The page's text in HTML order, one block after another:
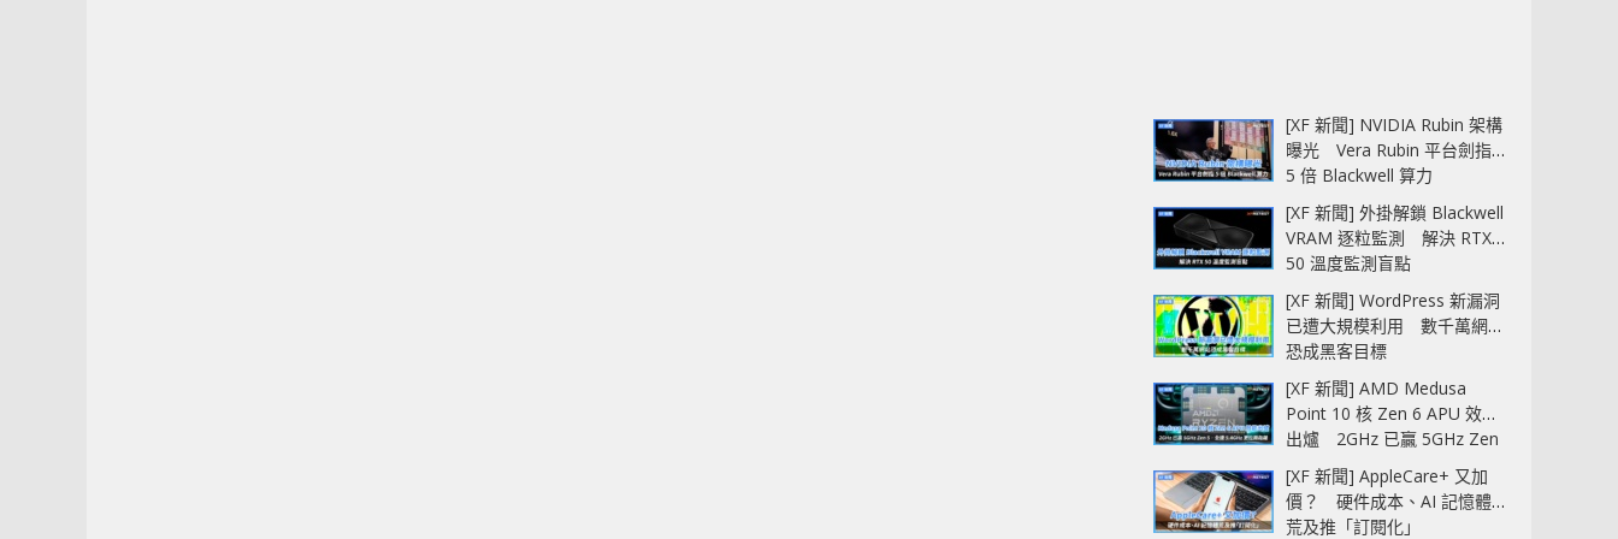
[XF 新聞] NVIDIA Rubin 架構
曝光 Vera Rubin 平台劍指
5 倍 Blackwell 算力
[XF 新聞] 外掛解鎖 Blackwell
VRAM 逐粒監測 解決 RTX
50 溫度監測盲點
[XF 新聞] WordPress 新漏洞
已遭大規模利用 數千萬網站
恐成黑客目標
[XF 新聞] AMD Medusa
Point 10 核 Zen 6 APU 效能
出爐 2GHz 已贏 5GHz Zen
5‧全速 5.4GHz 更拉開距離
[XF 新聞] AppleCare+ 又加
價？ 硬件成本、AI 記憶體
荒及推「訂閱化」